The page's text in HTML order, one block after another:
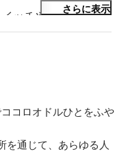
ッチやサーバーに触
で Wantedly にイン
いています。
さらに表示
コロオドルひとをふや
を通じて、あらゆる人